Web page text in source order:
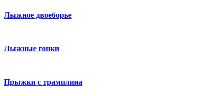
Лыжное двоеборье
Лыжные гонки
Прыжки с трамплина